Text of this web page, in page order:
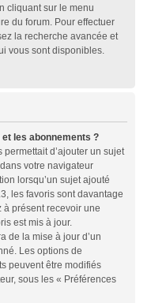
cliquant sur le menu
du forum. Pour effectuer
la recherche avancée et
vous sont disponibles.
les abonnements ?
d’ajouter un sujet
votre navigateur
lorsqu’un sujet ajouté
les favoris sont davantage
présent recevoir une
est mis à jour.
de la mise à jour d’un
Les options de
peuvent être modifiés
sous les « Préférences